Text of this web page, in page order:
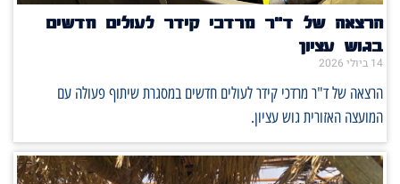
הרצאה של ד"ר מרדכי קידר לעולים חדשים
בגוש עציון
14 ביולי 2026
הרצאה של ד"ר מרדכי קידר לעולים חדשים במסגרת שיתוף פעולה עם
המועצה האזורית גוש עציון.